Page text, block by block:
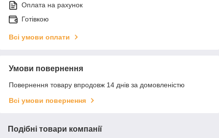
Оплата на рахунок
Готівкою
Всі умови оплати
Умови повернення
Повернення товару впродовж 14 днів за домовленістю
Всі умови повернення
Подібні товари компанії